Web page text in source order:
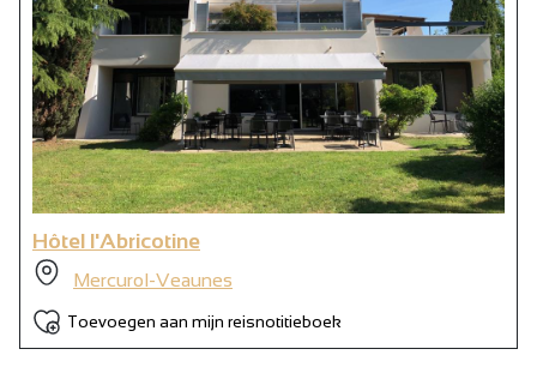
Hôtel l'Abricotine
Mercurol-Veaunes
Toevoegen aan mijn reisnotitieboek